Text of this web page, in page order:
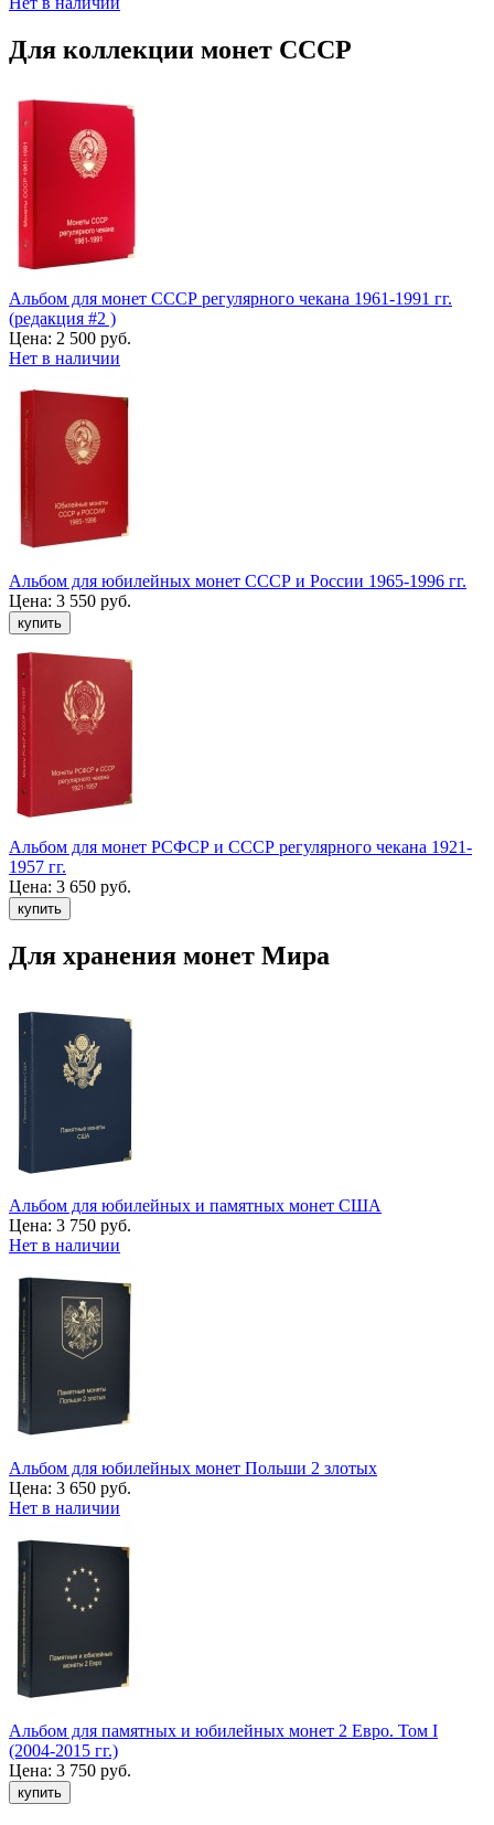
Для коллекции монет СССР
Альбом для монет СССР регулярного чекана 1961-1991 гг.
(редакция #2 )
Цена: 2 500 руб.
Нет в наличии
Альбом для юбилейных монет СССР и России 1965-1996 гг.
Цена: 3 550 руб.
Альбом для монет РСФСР и СССР регулярного чекана 1921-
1957 гг.
Цена: 3 650 руб.
Для хранения монет Мира
Альбом для юбилейных и памятных монет США
Цена: 3 750 руб.
Нет в наличии
Альбом для юбилейных монет Польши 2 злотых
Цена: 3 650 руб.
Нет в наличии
Альбом для памятных и юбилейных монет 2 Евро. Том I
(2004-2015 гг.)
Цена: 3 750 руб.